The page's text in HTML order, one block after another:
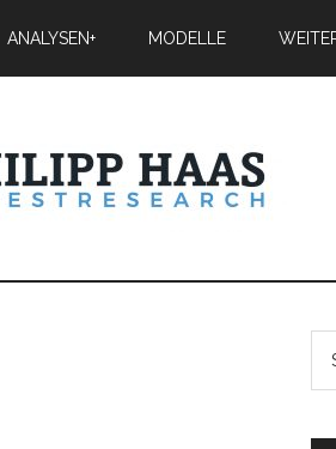
ANALYSEN+ MODELLE